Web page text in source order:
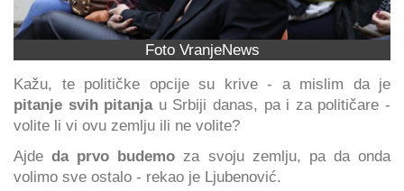
Foto VranjeNews
Kažu, te političke opcije su krive - a mislim da je
pitanje svih pitanjau Srbiji danas, pa i za političare -
volite li vi ovu zemlju ili ne volite?
Ajde da prvo budemo za svoju zemlju, pa da onda
volimo sve ostalo - rekao je Ljubenović.